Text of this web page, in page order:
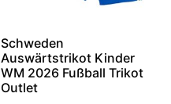
Schweden
Auswärtstrikot Kinder
WM 2026 Fußball Trikot
Outlet